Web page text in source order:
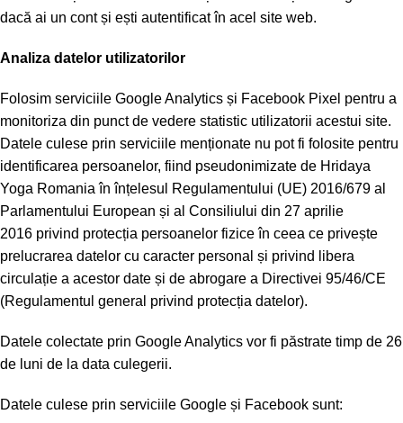
dacă ai un cont și ești autentificat în acel site web.
Analiza datelor utilizatorilor
Folosim serviciile Google Analytics și Facebook Pixel pentru a
monitoriza din punct de vedere statistic utilizatorii acestui site.
Datele culese prin serviciile menționate nu pot fi folosite pentru
identificarea persoanelor, fiind pseudonimizate de Hridaya
Yoga Romania în înțelesul Regulamentului (UE) 2016/679 al
Parlamentului European și al Consiliului din 27 aprilie
2016 privind protecția persoanelor fizice în ceea ce privește
prelucrarea datelor cu caracter personal și privind libera
circulație a acestor date și de abrogare a Directivei 95/46/CE
(Regulamentul general privind protecția datelor).
Datele colectate prin Google Analytics vor fi păstrate timp de 26
de luni de la data culegerii.
Datele culese prin serviciile Google și Facebook sunt: